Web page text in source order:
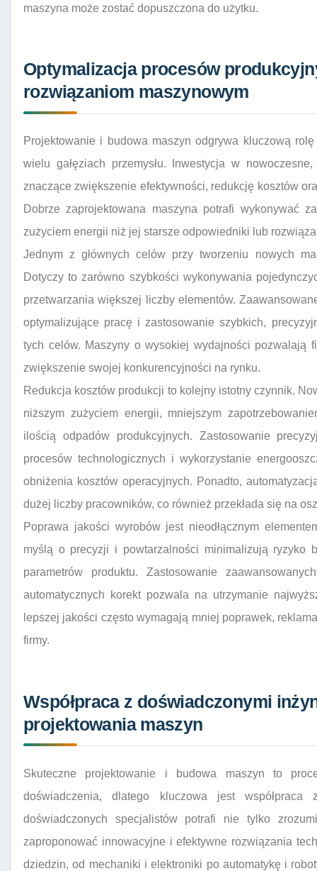
maszyna może zostać dopuszczona do użytku.
Optymalizacja procesów
rozwiązaniom maszynowym
Projektowanie i budowa maszyn odgrywa kluczową
wielu gałęziach przemysłu. Inwestycja w
znaczące zwiększenie efektywności, redukcję kosztów
Dobrze zaprojektowana maszyna potrafi wykonywać
zużyciem energii niż jej starsze odpowiedniki lub
Jednym z głównych celów przy tworzeniu nowych
Dotyczy to zarówno szybkości wykonywania
przetwarzania większej liczby elementów.
optymalizujące pracę i zastosowanie szybkich,
tych celów. Maszyny o wysokiej wydajności pozwalają
zwiększenie swojej konkurencyjności na rynku.
Redukcja kosztów produkcji to kolejny istotny czynnik.
niższym zużyciem energii, mniejszym
ilością odpadów produkcyjnych. Zastosowanie
procesów technologicznych i wykorzystanie
obniżenia kosztów operacyjnych. Ponadto,
dużej liczby pracowników, co również przekłada się na
Poprawa jakości wyrobów jest nieodłącznym
myślą o precyzji i powtarzalności minimalizują ryzyko
parametrów produktu. Zastosowanie
automatycznych korekt pozwala na utrzymanie
lepszej jakości często wymagają mniej poprawek,
firmy.
Współpraca z doświadczonymi
projektowania maszyn
Skuteczne projektowanie i budowa maszyn to
doświadczenia, dlatego kluczowa jest współpraca
doświadczonych specjalistów potrafi nie tylko
zaproponować innowacyjne i efektywne rozwiązania
dziedzin, od mechaniki i elektroniki po automatykę i